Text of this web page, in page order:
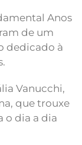
Anos
de um
dedicado à
Vanucchi,
que trouxe
o dia a dia